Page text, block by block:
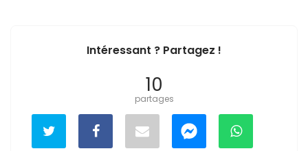
Intéressant ? Partagez !
10
partages